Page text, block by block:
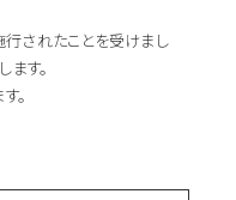
されたことを受けまし
す。
。